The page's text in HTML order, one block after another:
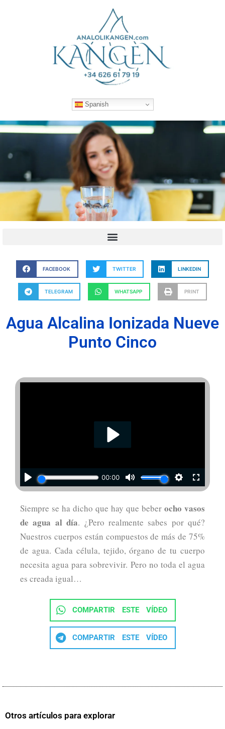
Spanish
FACEBOOK TWITTER LINKEDIN
TELEGRAM WHATSAPP PRINT
Agua Alcalina Ionizada Nueve
Punto Cinco
Siempre se ha dicho que hay que beber ocho vasos
de agua al día. ¿Pero realmente sabes por qué?
Nuestros cuerpos están compuestos de más de 75%
de agua. Cada célula, tejido, órgano de tu cuerpo
necesita agua para sobrevivir. Pero no toda el agua
es creada igual…
COMPARTIR ESTE VÍDEO
COMPARTIR ESTE VÍDEO
Otros artículos para explorar